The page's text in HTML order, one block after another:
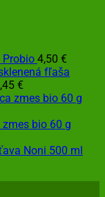
4,50 €
€
bio 60 g
Noni 500 ml